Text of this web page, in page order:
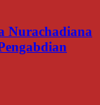
Nurachadiana